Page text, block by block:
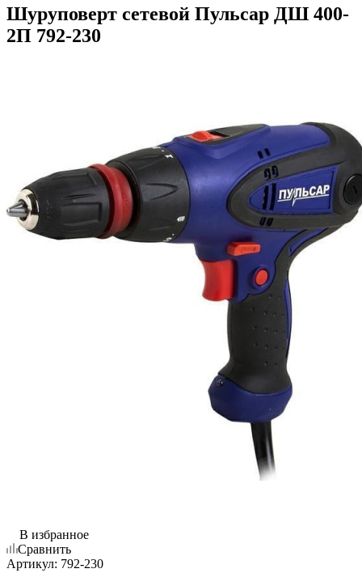
Шуруповерт сетевой Пульсар ДШ 400-
2П 792-230
В избранное
Сравнить
Артикул: 792-230